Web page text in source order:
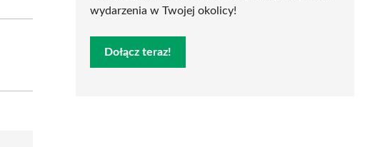
wydarzenia w Twojej okolicy!
Dołącz teraz!